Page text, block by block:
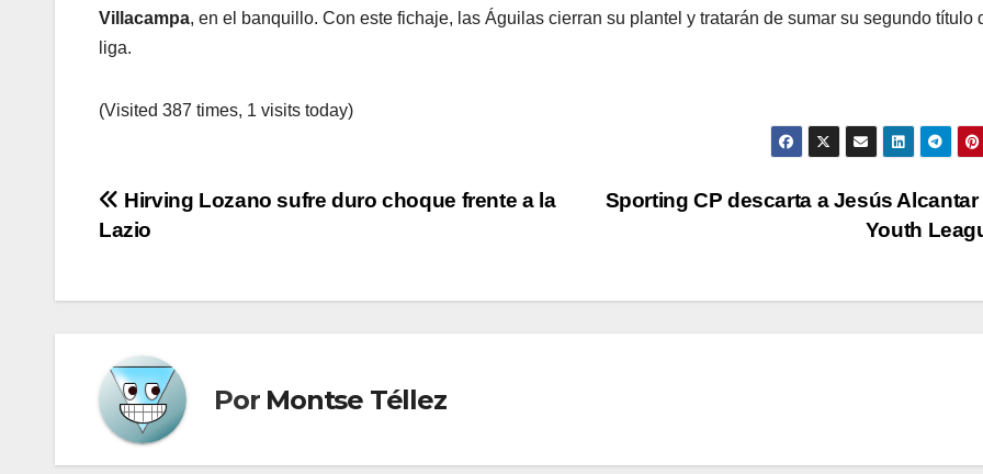
Villacampa, en el banquillo. Con este fichaje, las Águilas cierran su plantel y tratarán de sumar su segundo título
liga.
(Visited 387 times, 1 visits today)
Navegación
entradas
Sporting CP descarta a Jesús Alcantar
Youth
Hirving Lozano sufre duro choque frente a la
Lazio
Por Montse Téllez